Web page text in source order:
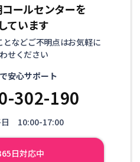
ールセンターを
ています
などご不明点はお気軽に
せください
安心サポート
302-190
日 10:00-17:00
日対応中